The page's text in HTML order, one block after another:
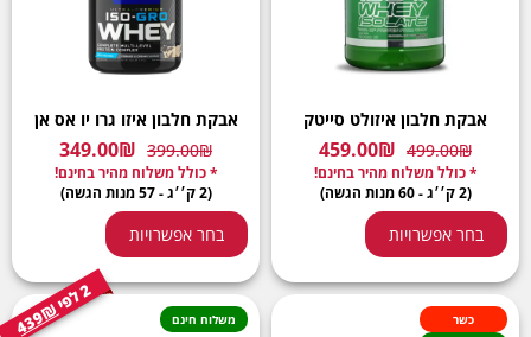
אבקת חלבון איזולט סייטק
499.00₪
459.00₪
* כולל משלוח מהיר בחינם!
(2 ק׳׳ג - 60 מנות הגשה)
בחר אפשרויות
אבקת חלבון איזו גרו יו אס אן
399.00₪
349.00₪
* כולל משלוח מהיר בחינם!
(2 ק׳׳ג - 57 מנות הגשה)
בחר אפשרויות
כשר
2
ל
פ
י
439₪ משלוח חינם